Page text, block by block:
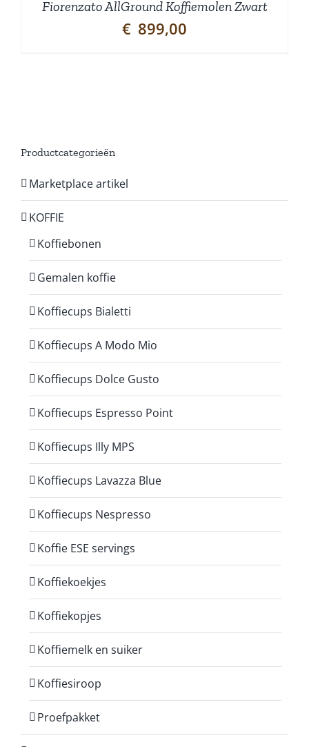
Fiorenzato AllGround Koffiemolen Zwart
€ 899,00
Productcategorieën
Marketplace artikel
KOFFIE
Koffiebonen
Gemalen koffie
Koffiecups Bialetti
Koffiecups A Modo Mio
Koffiecups Dolce Gusto
Koffiecups Espresso Point
Koffiecups Illy MPS
Koffiecups Lavazza Blue
Koffiecups Nespresso
Koffie ESE servings
Koffiekoekjes
Koffiekopjes
Koffiemelk en suiker
Koffiesiroop
Proefpakket